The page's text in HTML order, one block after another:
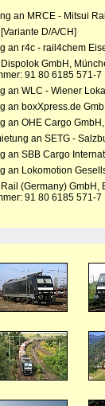
an MRCE - Mitsui
D/A/CH]
an r4c - rail4chem
GmbH,
91 80 6185 571-7
an WLC - Wiener
an boxXpress.de
an OHE Cargo
an SETG -
an SBB Cargo
an Lokomotion
(Germany) GmbH,
91 80 6185 571-7